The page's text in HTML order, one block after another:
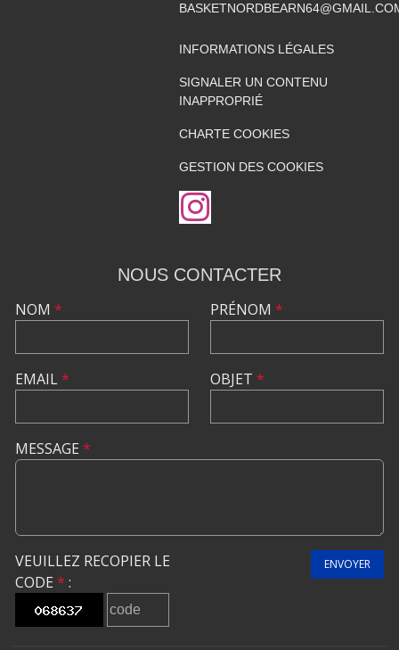
INFORMATIONS LÉGALES
SIGNALER UN CONTENU
INAPPROPRIÉ
CHARTE COOKIES
GESTION DES COOKIES
NOUS CONTACTER
NOM *
EMAIL*
PRÉNOM *
OBJET *
MESSAGE *
VEUILLEZ RECOPIER LE
CODE * :
ENVOYER